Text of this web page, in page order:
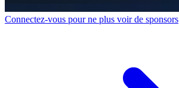
Connectez-vous pour ne plus voir de sponsors